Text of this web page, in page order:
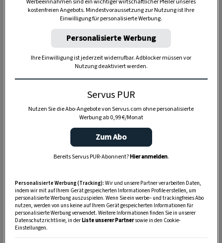
Salat von gegrillten Gefüllte
Riesenchampignons
Gegrillter
Schweinsschopf
GUTE KÜCHE
Saucen selber
machen: 11 beliebte
11 Std. 10 Min.
kostenfreien Angebots. Mindestvoraussetzung zur Nutzung ist Ihre
Einwilligung für personalisierte Werbung.
Personalisierte Werbung
Ihre Einwilligung ist jederzeit widerrufbar. Adblocker müssen vor
Nutzung deaktiviert werden.
Servus PUR
Nutzen Sie die Abo-Angebote von Servus.com ohne personalisierte
Werbung ab 0,99 €/Monat
Zum Abo
Bereits Servus PUR-Abonnent?Hier anmelden.
Personalisierte Werbung (Tracking): Wir und unsere Partner verarbeiten Daten,
indem wir mit auf Ihrem Gerät gespeicherten Informationen Profile erstellen, um
personalisierte Werbung auszuspielen. Wenn Sie ein werbe– und trackingfreies Abo
nutzen, werden von uns keine auf Ihrem Gerät gespeicherten Informationen für
personalisierte Werbung verwendet. Weitere Informationen finden Sie in unserer
Datenschutzrichtlinie, in derListe unserer Partnersowie in den Cookie-
Einstellungen.